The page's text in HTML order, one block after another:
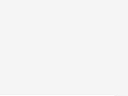
cm 100 pcs